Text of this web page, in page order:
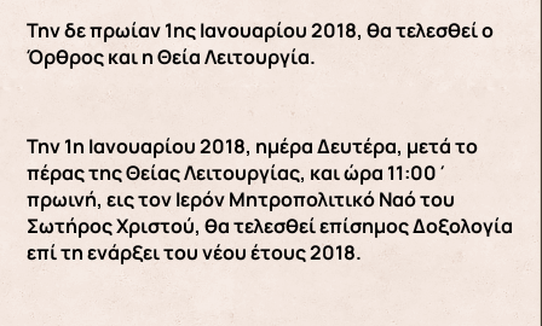
Την δε πρωίαν 1ης Ιανουαρίου 2018, θα τελεσθεί ο
Όρθρος και η Θεία Λειτουργία.
Την 1η Ιανουαρίου 2018, ημέρα Δευτέρα, μετά το
πέρας της Θείας Λειτουργίας, και ώρα 11:00΄
πρωινή, εις τον Ιερόν Μητροπολιτικό Ναό του
Σωτήρος Χριστού, θα τελεσθεί επίσημος Δοξολογία
επί τη ενάρξει του νέου έτους 2018.